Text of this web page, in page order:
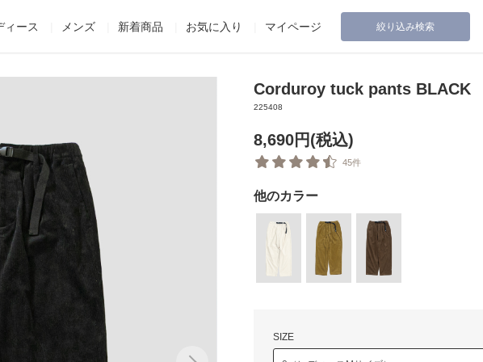
ィース メンズ 新着商品 お気に入り マイページ 絞り込み検索
Corduroy tuck pants BLACK
225408
8,690円(税込)
45件
他のカラー
SIZE